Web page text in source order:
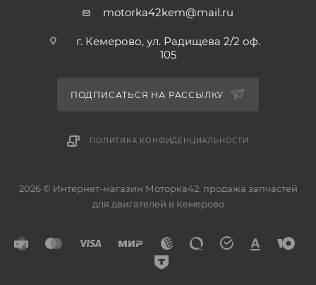
motorka42kem@mail.ru
г. Кемерово, ул. Радищева 2/2 оф.
105
ПОДПИСАТЬСЯ НА РАССЫЛКУ
ПОЛИТИКА КОНФИДЕНЦИАЛЬНОСТИ
2026 © Интернет-магазин Моторка42: продажа запчастей
для двигателей в Кемерово